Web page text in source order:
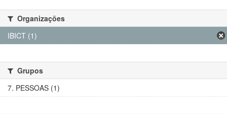
Organizações
IBICT (1)
Grupos
7. PESSOAS (1)